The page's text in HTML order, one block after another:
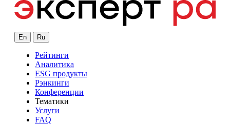
En Ru
Рейтинги
Аналитика
ESG продукты
Рэнкинги
Конференции
Тематики
Услуги
FAQ